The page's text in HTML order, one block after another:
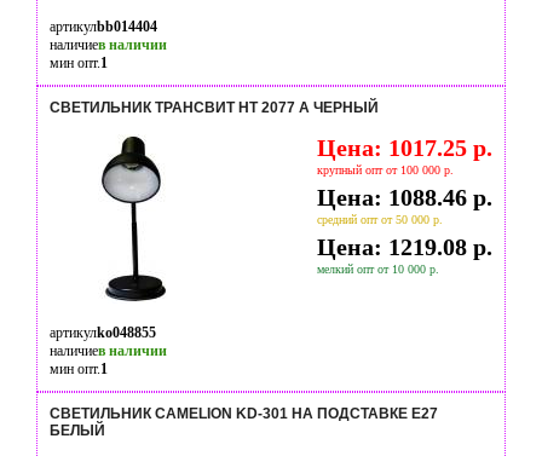
артикулbb014404
наличиев наличии
мин опт.1
СВЕТИЛЬНИК ТРАНСВИТ НT 2077 А ЧЕРНЫЙ
Цена: 1017.25 р.
крупный опт от 100 000 р.
Цена: 1088.46 р.
средний опт от 50 000 р.
Цена: 1219.08 р.
мелкий опт от 10 000 р.
артикулko048855
наличиев наличии
мин опт.1
СВЕТИЛЬНИК CAMELION KD-301 НА ПОДСТАВКЕ Е27
БЕЛЫЙ